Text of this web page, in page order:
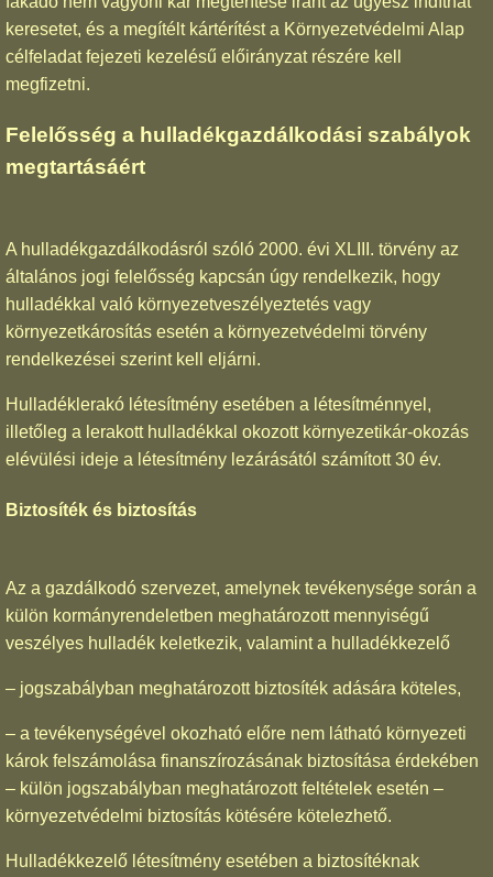
keresetet, és a megítélt kártérítést a Környezetvédelmi Alap
célfeladat fejezeti kezelésű előirányzat részére kell
megfizetni.
Felelősség a hulladékgazdálkodási szabályok
megtartásáért
A hulladékgazdálkodásról szóló 2000. évi XLIII. törvény az
általános jogi felelősség kapcsán úgy rendelkezik, hogy
hulladékkal való környezetveszélyeztetés vagy
környezetkárosítás esetén a környezetvédelmi törvény
rendelkezései szerint kell eljárni.
Hulladéklerakó létesítmény esetében a létesítménnyel,
illetőleg a lerakott hulladékkal okozott környezetikár-okozás
elévülési ideje a létesítmény lezárásától számított 30 év.
Biztosíték és biztosítás
Az a gazdálkodó szervezet, amelynek tevékenysége során a
külön kormányrendeletben meghatározott mennyiségű
veszélyes hulladék keletkezik, valamint a hulladékkezelő
– jogszabályban meghatározott biztosíték adására köteles,
– a tevékenységével okozható előre nem látható környezeti
károk felszámolása finanszírozásának biztosítása érdekében
– külön jogszabályban meghatározott feltételek esetén –
környezetvédelmi biztosítás kötésére kötelezhető.
Hulladékkezelő létesítmény esetében a biztosítéknak